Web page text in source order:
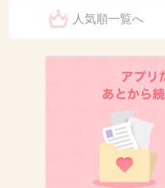
たけのこの里はこれ
2013/12/31(火) 10:29:19
でもどっちも高いよね
人気順一覧へ